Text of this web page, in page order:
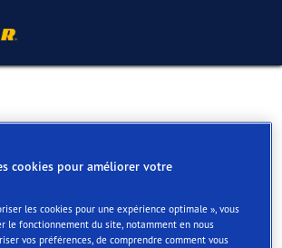
en ligne et en magasin
cookies pour améliorer votre
les cookies pour une expérience optimale », vous
le fonctionnement du site, notamment en nous
vos préférences, de comprendre comment vous